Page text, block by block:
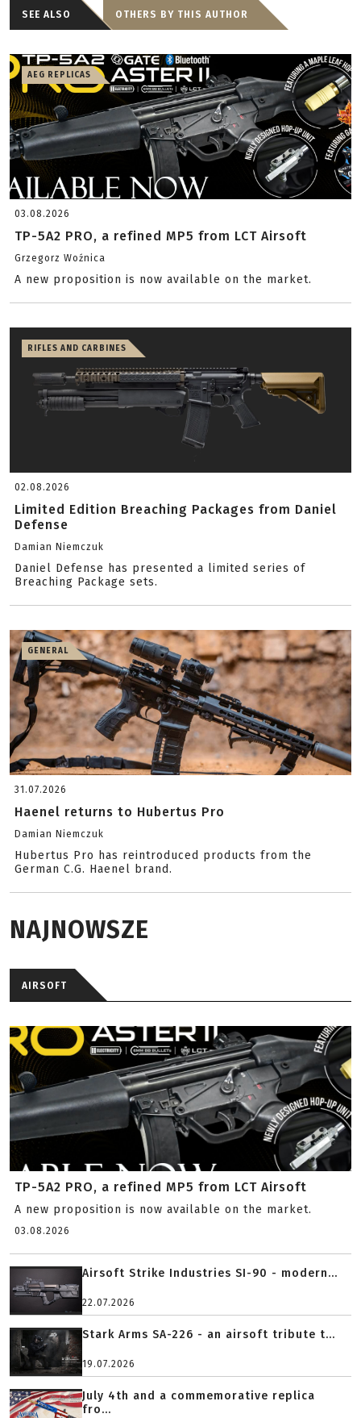
SEE ALSO OTHERS BY THIS AUTHOR
AEG REPLICAS
03.08.2026
TP-5A2 PRO, a refined MP5 from LCT Airsoft
Grzegorz Woźnica
A new proposition is now available on the market.
RIFLES AND CARBINES
02.08.2026
Limited Edition Breaching Packages from Daniel
Defense
Damian Niemczuk
Daniel Defense has presented a limited series of
Breaching Package sets.
GENERAL
31.07.2026
Haenel returns to Hubertus Pro
Damian Niemczuk
Hubertus Pro has reintroduced products from the
German C.G. Haenel brand.
NAJNOWSZE
AIRSOFT
TP-5A2 PRO, a refined MP5 from LCT Airsoft
A new proposition is now available on the market.
03.08.2026
Airsoft Strike Industries SI-90 - modern...
22.07.2026
Stark Arms SA-226 - an airsoft tribute t...
19.07.2026
July 4th and a commemorative replica
fro...